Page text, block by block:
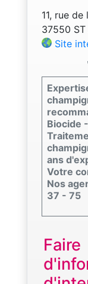
11, rue
37550 ST
Site
Biocide
ans
Votre
Nos
37 - 75